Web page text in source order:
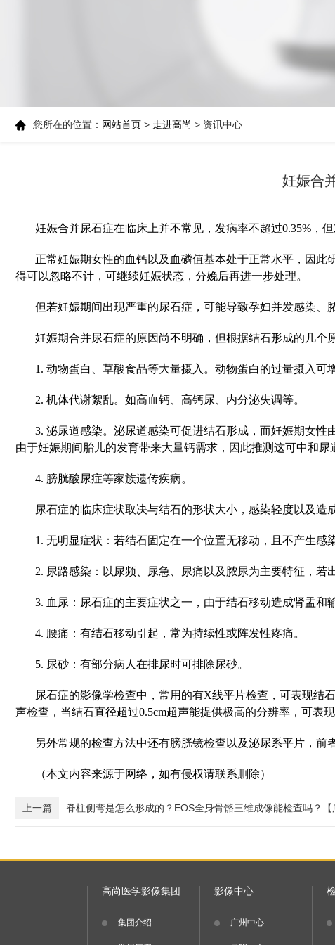
您所在的位置： 网站首页 > 走进高尚 > 资讯中心
妊娠合
妊娠合并尿石症在临床上并不常见，发病率不超过0.35%，
正常妊娠期女性的血钙以及血磷值基本处于正常水平，因
得可以忽略不计，可继续妊娠状态，分娩后再进一步处理。
但若妊娠期间出现严重的尿石症，可能导致孕妇并发感染、
妊娠期合并尿石症的原因尚不明确，但根据结石形成的几个
1. 动物蛋白、草酸食品等大量摄入。动物蛋白的过量摄入可
2. 机体代谢絮乱。如高血钙、高钙尿、内分泌失调等。
3. 泌尿道感染。泌尿道感染可促进结石形成，而妊娠期女
由于妊娠期间胎儿的发育带来大量钙需求，因此推测这可中和
4. 膀胱酸尿症等家族遗传疾病。
尿石症的临床症状取决与结石的形状大小，感染轻度以及造
1. 无明显症状：若结石固定在一个位置无移动，且不产生感
2. 尿路感染：以尿频、尿急、尿痛以及脓尿为主要特征，若
3. 血尿：尿石症的主要症状之一，由于结石移动造成肾盂和
4. 腰痛：有结石移动引起，常为持续性或阵发性疼痛。
5. 尿砂：有部分病人在排尿时可排除尿砂。
尿石症的影像学检查中，常用的有X线平片检查，可表现结
声检查，当结石直径超过0.5cm超声能提供极高的分辨率，可表
另外常规的检查方法中还有膀胱镜检查以及泌尿系平片，
（本文内容来源于网络，如有侵权请联系删除）
上一篇 脊柱侧弯是怎么形成的？EOS全身骨骼三维成像能检查吗？【
高尚医学影像集团
集团介绍
影像中心
广州中心